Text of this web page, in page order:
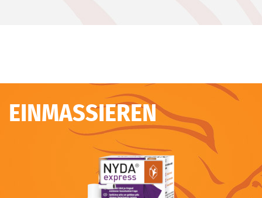
EINMASSIEREN